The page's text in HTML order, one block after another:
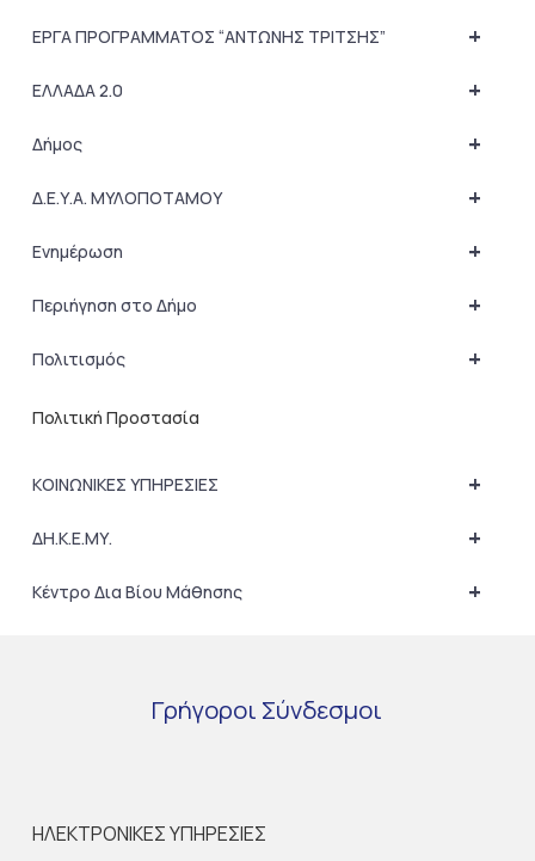
+
ΕΡΓΑ ΠΡΟΓΡΑΜΜΑΤΟΣ “ΑΝΤΩΝΗΣ ΤΡΙΤΣΗΣ”
+
ΕΛΛΑΔΑ 2.0
+
Δήμος
+
Δ.Ε.Υ.Α. ΜΥΛΟΠΟΤΑΜΟΥ
+
Ενημέρωση
+
Περιήγηση στο Δήμο
+
Πολιτισμός
Πολιτική Προστασία
+
ΚΟΙΝΩΝΙΚΕΣ ΥΠΗΡΕΣΙΕΣ
+
ΔΗ.Κ.Ε.ΜΥ.
+
Κέντρο Δια Βίου Μάθησης
Γρήγοροι Σύνδεσμοι
ΗΛΕΚΤΡΟΝΙΚΕΣ ΥΠΗΡΕΣΙΕΣ